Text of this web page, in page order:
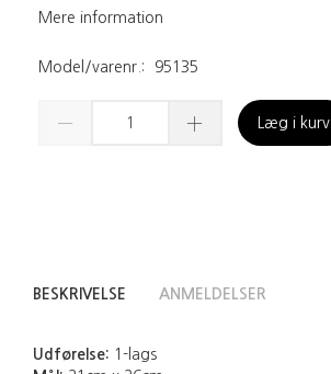
Mere information
Model/varenr.: 95135
Læg i kurv
BESKRIVELSE ANMELDELSER
Udførelse: 1-lags